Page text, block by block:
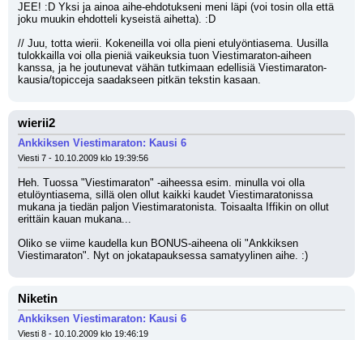
JEE! :D Yksi ja ainoa aihe-ehdotukseni meni läpi (voi tosin olla että
joku muukin ehdotteli kyseistä aihetta). :D
// Juu, totta wierii. Kokeneilla voi olla pieni etulyöntiasema. Uusilla
tulokkailla voi olla pieniä vaikeuksia tuon Viestimaraton-aiheen
kanssa, ja he joutunevat vähän tutkimaan edellisiä Viestimaraton-
kausia/topicceja saadakseen pitkän tekstin kasaan.
wierii2
Ankkiksen Viestimaraton: Kausi 6
Viesti 7 - 10.10.2009 klo 19:39:56
Heh. Tuossa "Viestimaraton" -aiheessa esim. minulla voi olla
etulöyntiasema, sillä olen ollut kaikki kaudet Viestimaratonissa
mukana ja tiedän paljon Viestimaratonista. Toisaalta Iffikin on ollut
erittäin kauan mukana...
Oliko se viime kaudella kun BONUS-aiheena oli "Ankkiksen
Viestimaraton". Nyt on jokatapauksessa samatyylinen aihe. :)
Niketin
Ankkiksen Viestimaraton: Kausi 6
Viesti 8 - 10.10.2009 klo 19:46:19